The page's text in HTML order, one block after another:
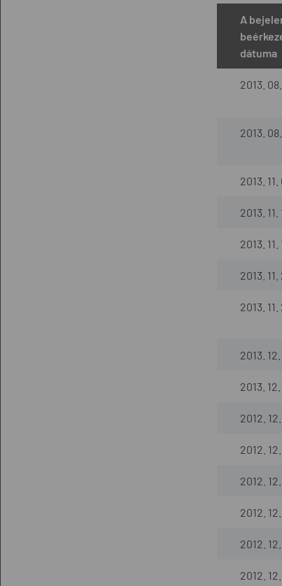
A
dátuma
2013.
2013.
2013. 11.
2013. 11.
2013. 11.
2013. 11.
2013. 11.
2013. 12.
2013.
2012. 12.
2012. 12.
2012. 12.
2012.
2012.
2012.